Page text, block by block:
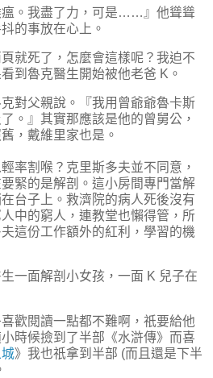
瘟。我盡了力，可是……』他聳聳
的事放在心上。
就死了，怎麼會這樣呢？我迫不
到魯克醫生開始被他老爸 K。
克對父親說。『我用曾爺爺魯卡斯
。』其實那應該是他的曾舅公，
，戴維里家也是。
率割喉？克里斯多夫並不同意，
緊的是解剖。這小房間專門當解
台子上。救濟院的病人死後沒有
中的窮人，連教堂也懶得管，所
這份工作額外的紅利，學習的機
一面解剖小女孩，一面 K 兒子在
歡閱讀一點都不難啊，祇要給他
時候撿到了半部《水滸傳》而喜
》我也祇拿到半部 (而且還是下半